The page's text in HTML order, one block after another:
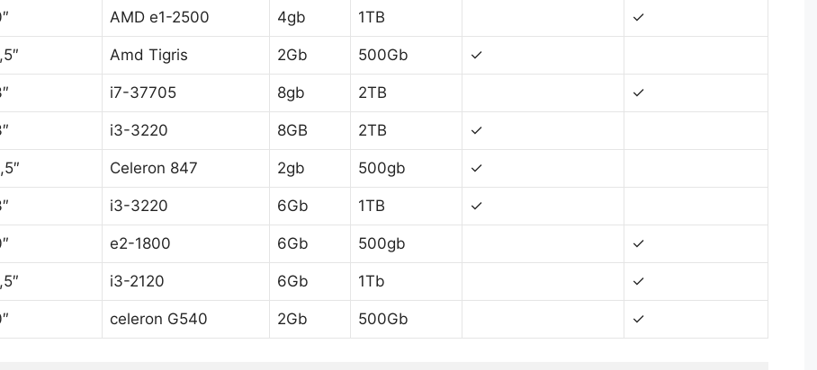
AMD e1-2500 4gb 1TB ✓
Amd Tigris 2Gb 500Gb ✓
i7-37705 8gb 2TB ✓
i3-3220 8GB 2TB ✓
Celeron 847 2gb 500gb ✓
i3-3220 6Gb 1TB ✓
e2-1800 6Gb 500gb ✓
i3-2120 6Gb 1Tb ✓
celeron G540 2Gb 500Gb ✓